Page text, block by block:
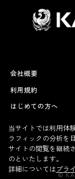
会社概要
利用規約
はじめての方へ
©
当サイトでは利用体
ラフィックの分析を
サイトの閲覧を継続
のといたします。
詳細についてはプラ